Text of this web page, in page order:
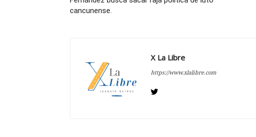
cancunense.
X La Libre
https://www.xlalibre.com